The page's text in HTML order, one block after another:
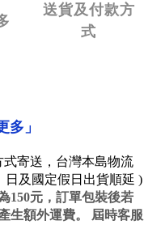
送貨及付款方
式
多」
寄送，台灣本島物流
日及國定假日出貨順延 )
150元，訂單包裝後若
生額外運費。 屆時客服